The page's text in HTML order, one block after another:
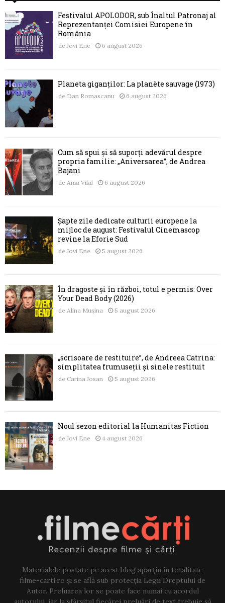
Festivalul APOLODOR, sub Înaltul Patronaj al
Reprezentanței Comisiei Europene în
România
de Jovi Ene 6 august 2026
Planeta giganților: La planète sauvage (1973)
de Dan Romascanu 6 august 2026
Cum să spui și să suporți adevărul despre
propria familie: „Aniversarea”, de Andrea
Bajani
de Ania Vilal 6 august 2026
Șapte zile dedicate culturii europene la
mijloc de august: Festivalul Cinemascop
revine la Eforie Sud
de Jovi Ene 5 august 2026
În dragoste și în război, totul e permis: Over
Your Dead Body (2026)
de Alina Mușina 5 august 2026
„scrisoare de restituire”, de Andreea Catrina:
simplitatea frumuseții și sinele restituit
de Carina Josan 5 august 2026
Noul sezon editorial la Humanitas Fiction
de Jovi Ene 4 august 2026
Materialele postate pe acest blog aparțin în totalitate
filme-carti.ro și se află sub protecția Legii Dreptului de
Autor. Preluarea lor se poate face numai cu acordul